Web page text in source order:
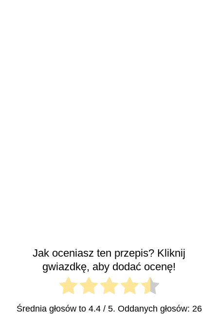
Jak oceniasz ten przepis? Kliknij
gwiazdkę, aby dodać ocenę!
Średnia głosów to 4.4/ 5. Oddanych głosów: 26